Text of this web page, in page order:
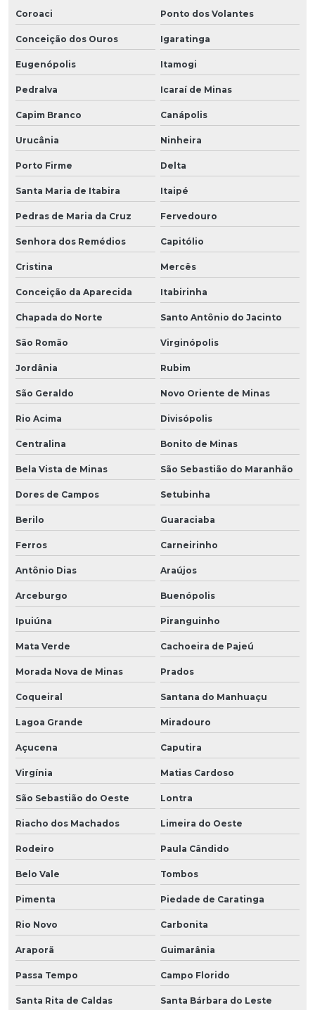
Coroaci Ponto dos Volantes
Conceição dos Ouros Igaratinga
Eugenópolis Itamogi
Pedralva Icaraí de Minas
Capim Branco Canápolis
Urucânia Ninheira
Porto Firme Delta
Santa Maria de Itabira Itaipé
Pedras de Maria da Cruz Fervedouro
Senhora dos Remédios Capitólio
Cristina Mercês
Conceição da Aparecida Itabirinha
Chapada do Norte Santo Antônio do Jacinto
São Romão Virginópolis
Jordânia Rubim
São Geraldo Novo Oriente de Minas
Rio Acima Divisópolis
Centralina Bonito de Minas
Bela Vista de Minas São Sebastião do Maranhão
Dores de Campos Setubinha
Berilo Guaraciaba
Ferros Carneirinho
Antônio Dias Araújos
Arceburgo Buenópolis
Ipuiúna Piranguinho
Mata Verde Cachoeira de Pajeú
Morada Nova de Minas Prados
Coqueiral Santana do Manhuaçu
Lagoa Grande Miradouro
Açucena Caputira
Virgínia Matias Cardoso
São Sebastião do Oeste Lontra
Riacho dos Machados Limeira do Oeste
Rodeiro Paula Cândido
Belo Vale Tombos
Pimenta Piedade de Caratinga
Rio Novo Carbonita
Araporã Guimarânia
Passa Tempo Campo Florido
Santa Rita de Caldas Santa Bárbara do Leste